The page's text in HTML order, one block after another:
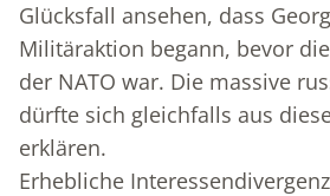
Glücksfall ansehen, dass
Militäraktion begann, bevor
der NATO war. Die massive
dürfte sich gleichfalls aus
erklären.
Erhebliche